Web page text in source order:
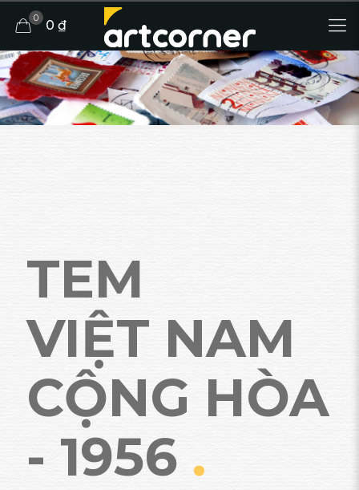
0 0 ₫
TEM
VIỆT NAM
CỘNG HÒA
- 1956 .